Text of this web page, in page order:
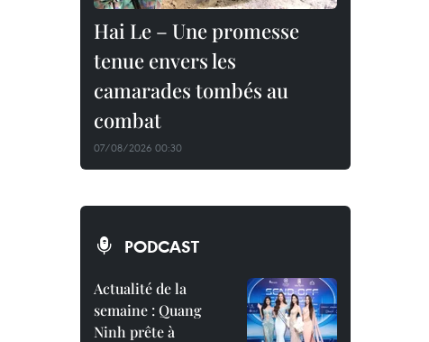
Hai Le – Une promesse
tenue envers les
camarades tombés au
combat
07/08/2026 00:30
PODCAST
Actualité de la
semaine : Quang
Ninh prête à